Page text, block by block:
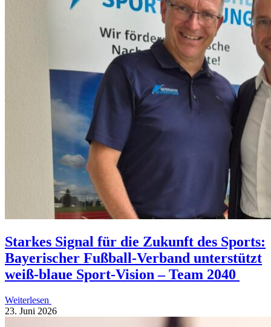
Star­kes Signal für die Zukunft des Sports:
Baye­ri­scher Fußball-Verband unter­stützt
weiß-blaue Sport-Vision – Team 2040
Weiterlesen
23. Juni 2026